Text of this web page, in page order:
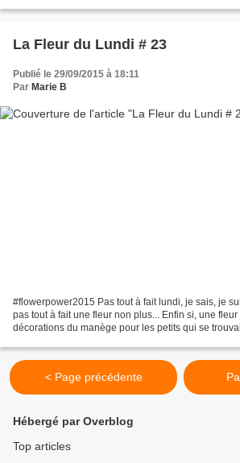
La Fleur du Lundi # 23
Publié le 29/09/2015 à 18:11
Par Marie B
#flowerpower2015 Pas tout à fait lundi, je sais, je
pas tout à fait une fleur non plus... Enfin si, une
décorations du manège pour les petits qui se
< Page précédente
Hébergé par Overblog
Top articles